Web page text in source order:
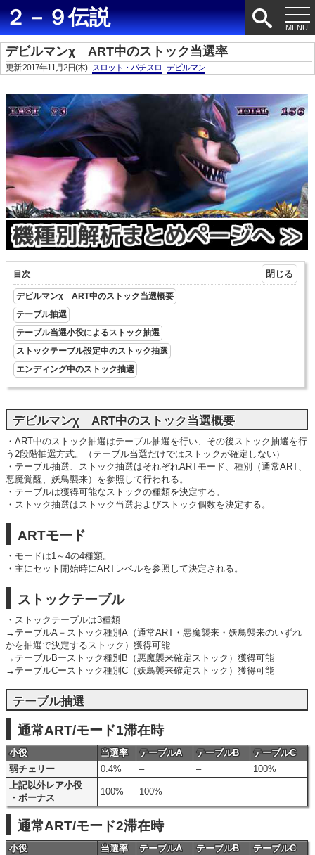
２－９伝説
デビルマンχ ART中のストック当選率
更新:2017年11月2日(木) スロット・パチスロ デビルマン
目次
デビルマンχ ART中のストック当選概要
テーブル抽選
テーブル当選小役によるストック抽選
ストックテーブル設定中のストック抽選
エンディング中のストック抽選
デビルマンχ ART中のストック当選概要
・ART中のストック抽選はテーブル抽選を行い、その後ストック抽選を行
う2段階抽選方式。（テーブル当選だけではストックが確定しない）
・テーブル抽選、ストック抽選はそれぞれARTモード、種別（通常ART、
悪魔覚醒、妖鳥襲来）を参照して行われる。
・テーブルは獲得可能なストックの種類を決定する。
・ストック抽選はストック当選およびストック個数を決定する。
ARTモード
・モードは1～4の4種類。
・主にセット開始時にARTレベルを参照して決定される。
ストックテーブル
・ストックテーブルは3種類
→テーブルA－ストック種別A（通常ART・悪魔襲来・妖鳥襲来のいずれ
かを抽選で決定するストック）獲得可能
→テーブルBーストック種別B（悪魔襲来確定ストック）獲得可能
→テーブルCーストック種別C（妖鳥襲来確定ストック）獲得可能
テーブル抽選
通常ART/モード1滞在時
小役 当選率 テーブルA テーブルB
テーブルC
弱チェリー
0.4% – –
100%
上記以外レア小役
・ボーナス
100% 100% – –
通常ART/モード2滞在時
小役 当選率 テーブルA テーブルB
テーブルC